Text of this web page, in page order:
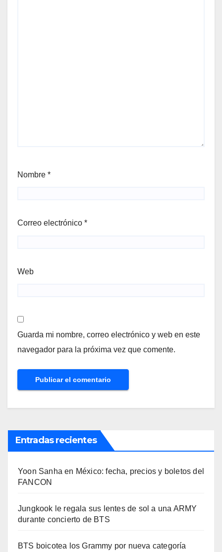
Nombre *
Correo electrónico *
Web
Guarda mi nombre, correo electrónico y web en este
navegador para la próxima vez que comente.
Entradas recientes
Yoon Sanha en México: fecha, precios y boletos del
FANCON
Jungkook le regala sus lentes de sol a una ARMY
durante concierto de BTS
BTS boicotea los Grammy por nueva categoría